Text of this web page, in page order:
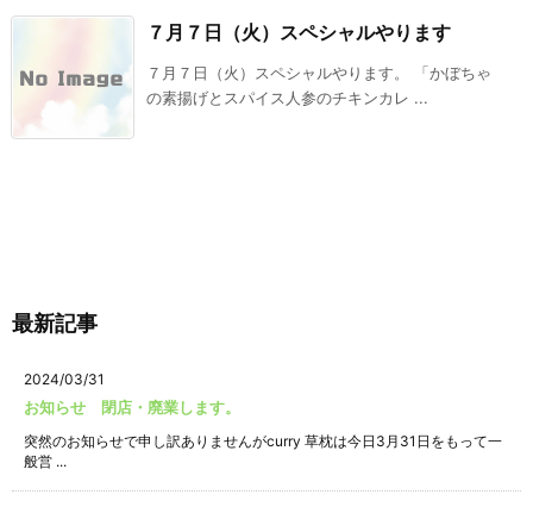
７月７日（火）スペシャルやります
７月７日（火）スペシャルやります。 「かぼちゃ
の素揚げとスパイス人参のチキンカレ ...
最新記事
2024/03/31
お知らせ 閉店・廃業します。
突然のお知らせで申し訳ありませんがcurry 草枕は今日3月31日をもって一
般営 ...